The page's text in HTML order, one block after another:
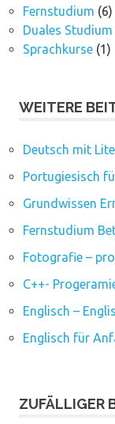
Fernstudium (6)
Duales Studium
Sprachkurse(1)
WEITERE
Deutsch mit
Portugiesisch
Grundwissen
Fernstudium
Fotografie –
C++-
Englisch –
Englisch für
ZUFÄLLIGER